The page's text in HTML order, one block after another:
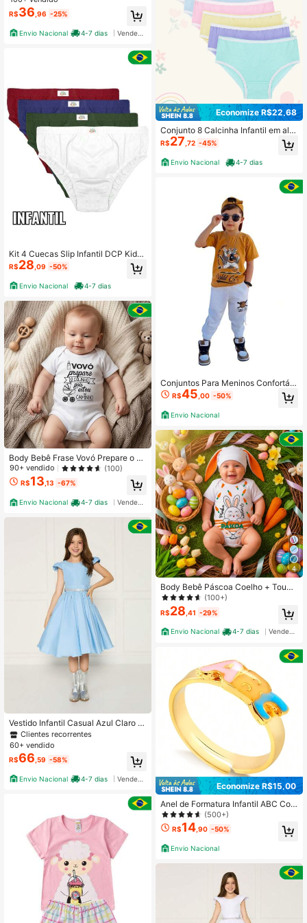
R$36 ,96 -25%
Envio Nacional 4-7 dias
Kit 4 Cuecas Slip Infantil DCP Kids
Algodão
R$28 ,09 -50%
Envio Nacional 4-7 dias
Body Bebê Frase Vovó Prepare o C
olinho
90+ vendido (100)
R$13 ,13 -67%
Envio Nacional 4-7 dias
Vestido Infantil Casual Azul Claro Pr
incesa Festa Aniversário Luxo
Clientes recorrentes
60+ vendido
R$66 ,59 -58%
Envio Nacional 4-7 dias
Economize R$22,68
Conjunto 8 Calcinha Infantil em alg
odão Novidade meninas DCP Kids
R$27 ,72 -45%
Envio Nacional 4-7 dias
Conjuntos Para Meninos Confortáv
el calça e camisa jogger Conjunto d
o gato
R$45 ,00 -50%
Envio Nacional
4
Body Bebê Páscoa Coelho + Touca
Kit 2 Peças Temático Mesversário 1
00% Algodão
(100+)
R$28 ,41 -29%
Envio Nacional 4-7 dias Vendedor Indicado
Economize R$15,00
Anel de Formatura Infantil ABC Colo
rido Banhado em Ouro 18K Ajustáve
l
(500+)
R$14,90 -50%
Envio Nacional